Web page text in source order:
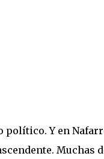
político. Y en